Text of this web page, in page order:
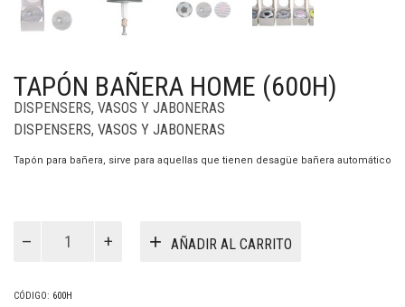
TAPÓN BAÑERA HOME (600H)
DISPENSERS, VASOS Y JABONERAS
DISPENSERS, VASOS Y JABONERAS
Tapón para bañera, sirve para aquellas que tienen desagüe bañera automático
Bañera
AÑADIR AL CARRITO
CÓDIGO: 600H